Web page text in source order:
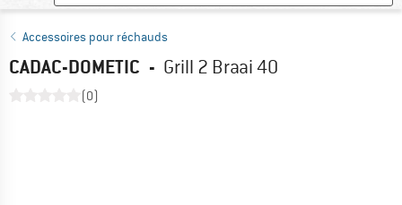
Accessoires pour réchauds
CADAC-DOMETIC - Grill 2 Braai 40
(0)